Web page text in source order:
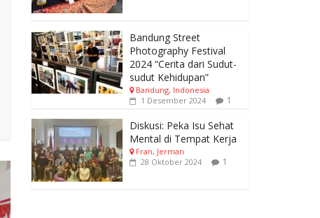
Bandung Street
Photography Festival
2024 “Cerita dari Sudut-
sudut Kehidupan”
Bandung, Indonesia
1 Desember 2024
1
Diskusi: Peka Isu Sehat
Mental di Tempat Kerja
Fran, Jerman
28 Oktober 2024
1